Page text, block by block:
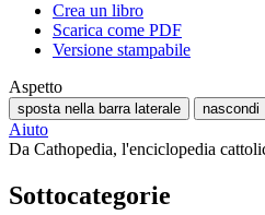
Crea un libro
Scarica come PDF
Versione stampabile
Aspetto
sposta nella barra laterale nascondi
Aiuto
Da Cathopedia, l'enciclopedia
Sottocategorie